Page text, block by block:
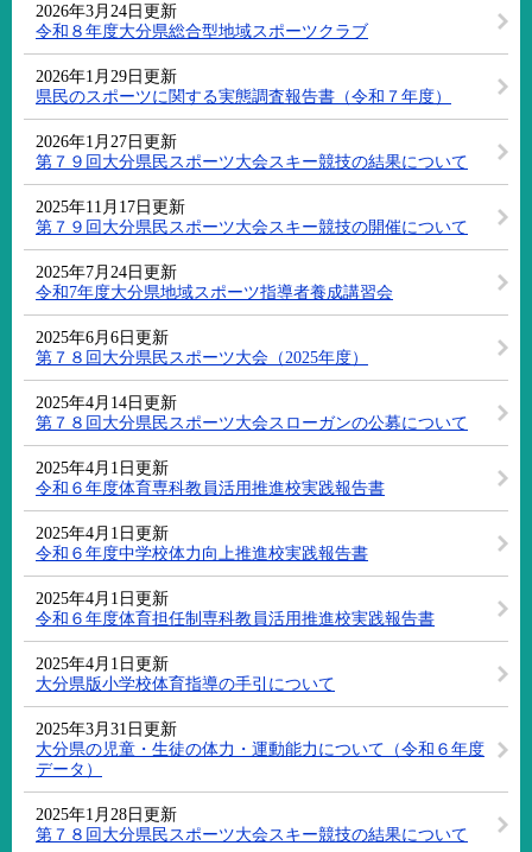
2026年3月24日更新
令和８年度大分県総合型地域スポーツクラブ
2026年1月29日更新
県民のスポーツに関する実態調査報告書（令和７年度）
2026年1月27日更新
第７９回大分県民スポーツ大会スキー競技の結果について
2025年11月17日更新
第７９回大分県民スポーツ大会スキー競技の開催について
2025年7月24日更新
令和7年度大分県地域スポーツ指導者養成講習会
2025年6月6日更新
第７８回大分県民スポーツ大会（2025年度）
2025年4月14日更新
第７８回大分県民スポーツ大会スローガンの公募について
2025年4月1日更新
令和６年度体育専科教員活用推進校実践報告書
2025年4月1日更新
令和６年度中学校体力向上推進校実践報告書
2025年4月1日更新
令和６年度体育担任制専科教員活用推進校実践報告書
2025年4月1日更新
大分県版小学校体育指導の手引について
2025年3月31日更新
大分県の児童・生徒の体力・運動能力について（令和６年度
データ）
2025年1月28日更新
第７８回大分県民スポーツ大会スキー競技の結果について